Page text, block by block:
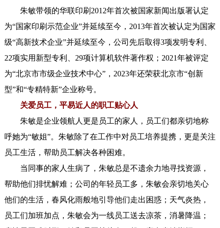
朱敏带领的华联印刷2012年首次被国家新闻出版署认定
为“国家印刷示范企业”并延续至今，2013年首次被认定为国家
级“高新技术企业”并延续至今，公司先后取得3项发明专利、
22项实用新型专利、29项计算机软件著作权；2021年被评定
为“北京市市级企业技术中心”，2023年还荣获北京市“创新
型”和“专精特新”企业称号。
关爱员工，平易近人的职工贴心人
朱敏是企业领航人更是员工的家人，员工们都亲切地称
呼她为“敏姐”。朱敏除了在工作中对员工培养提携，更是关注
员工生活，帮助员工解决各种困难。
当同事的家人生病了，朱敏总是不遗余力地寻找资源，
帮助他们排忧解难；公司的年轻员工多，朱敏会亲切地关心
他们的生活，春风化雨般地引导他们走出困惑；天气炎热，
员工们加班加点，朱敏会为一线员工送去凉茶，消暑降温；